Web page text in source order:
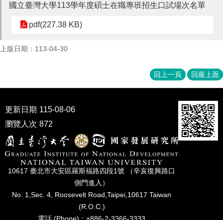
國立臺灣大學113學年度碩士在職專班招生口試場次名單
pdf(227.38 KB)
上版日期：113-04-30
回上一頁 回最上面
更新日期 115-08-06
瀏覽人次 872
10617 臺北市⼤安區羅斯福路四段1號 （辛亥復興路⼝
側⾨進入）
No. 1,Sec. 4, Roosevelt Road,Taipei,10617 Taiwan
(R.O.C.)